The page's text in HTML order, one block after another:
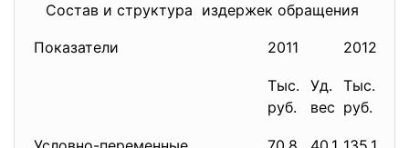
Состав и структура издержек обращения
Показатели 2011 2012
Тыс.
руб.
Уд.
вес
Тыс.
руб.